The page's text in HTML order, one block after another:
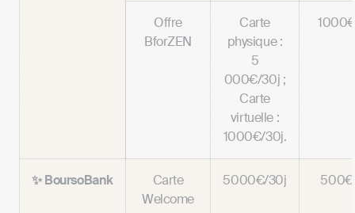
Offre
BforZEN
Carte
physique :
5
000€/30j ;
Carte
virtuelle :
1000€/30j.
✨ BoursoBank
Carte
Welcome
5000€/30j